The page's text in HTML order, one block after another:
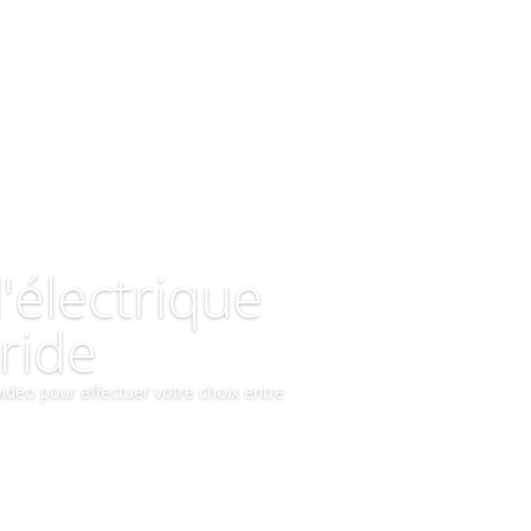
pour effectuer votre choix entre